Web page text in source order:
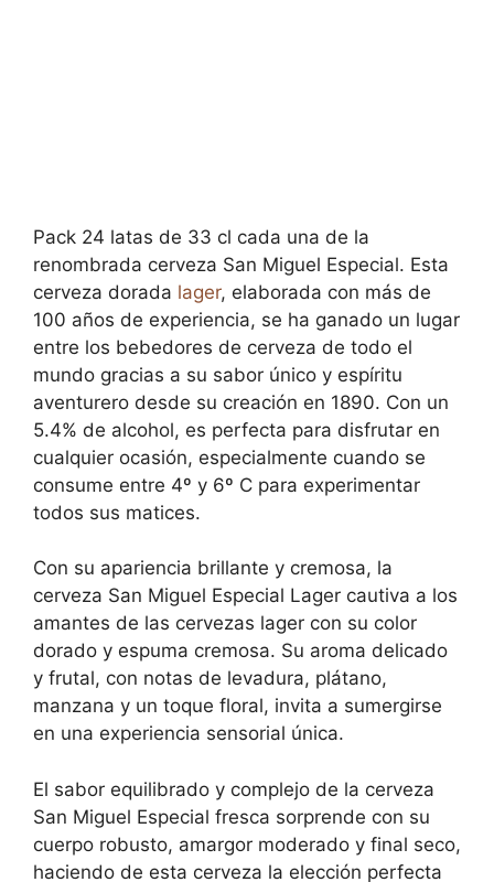
Pack 24 latas de 33 cl cada una de la
renombrada cerveza San Miguel Especial. Esta
cerveza dorada lager, elaborada con más de
100 años de experiencia, se ha ganado un lugar
entre los bebedores de cerveza de todo el
mundo gracias a su sabor único y espíritu
aventurero desde su creación en 1890. Con un
5.4% de alcohol, es perfecta para disfrutar en
cualquier ocasión, especialmente cuando se
consume entre 4º y 6º C para experimentar
todos sus matices.
Con su apariencia brillante y cremosa, la
cerveza San Miguel Especial Lager cautiva a los
amantes de las cervezas lager con su color
dorado y espuma cremosa. Su aroma delicado
y frutal, con notas de levadura, plátano,
manzana y un toque floral, invita a sumergirse
en una experiencia sensorial única.
El sabor equilibrado y complejo de la cerveza
San Miguel Especial fresca sorprende con su
cuerpo robusto, amargor moderado y final seco,
haciendo de esta cerveza la elección perfecta